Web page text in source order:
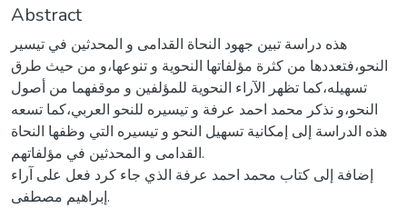
Abstract
هذه دراسة تبين جهود النحاة القدامى و المحدثين في تيسير
النحو،فتعددها من كثرة مؤلفاتها النحوية و تنوعها،و من حيث طرق
تسهيله،كما تظهر الآراء النحوية للمؤلفين و موقفهما من أصول
النحو،و نذكر محمد احمد عرفة و تيسيره للنحو العربي،كما تسعه
هذه الدراسة إلى إمكانية تسهيل النحو و تيسيره التي وظفها النحاة
القدامى و المحدثين في مؤلفاتهم.
إضافة إلى كتاب محمد احمد عرفة الذي جاء كرد فعل على آراء
إبراهيم مصطفى.